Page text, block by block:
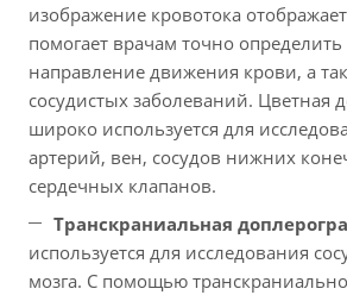
изображение кровотока
помогает врачам точно определить
направление движения крови, а
сосудистых заболеваний. Цветная
широко используется для
артерий, вен, сосудов нижних
сердечных клапанов.
Транскраниальная
используется для исследования
мозга. С помощью